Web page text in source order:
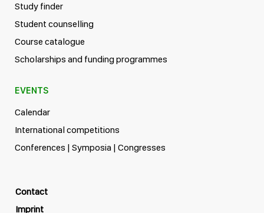
Study finder
Student counselling
Course catalogue
Scholarships and funding programmes
EVENTS
Calendar
International competitions
Conferences | Symposia | Congresses
Contact
Imprint